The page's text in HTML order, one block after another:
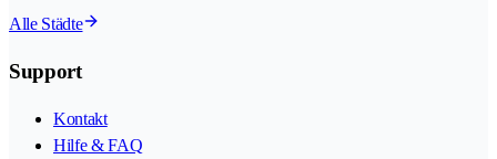
Alle Städte
Support
Kontakt
Hilfe & FAQ